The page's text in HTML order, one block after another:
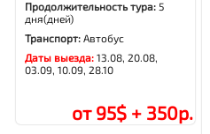
Продолжительность тура: 5
дня(дней)
Транспорт:Автобус
Даты выезда:13.08, 20.08,
03.09, 10.09, 28.10
от 95$ + 350р.